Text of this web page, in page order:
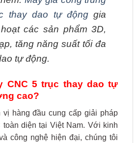
thay dao tự độnggia
các sản phẩm 3D,
tăng năng suất tối đa
tự động.
CNC 5 trục thay dao tự
cao?
hàng đầu cung cấp giải pháp
toàn diện tại Việt Nam. Với kinh
công nghệ hiện đại, chúng tôi